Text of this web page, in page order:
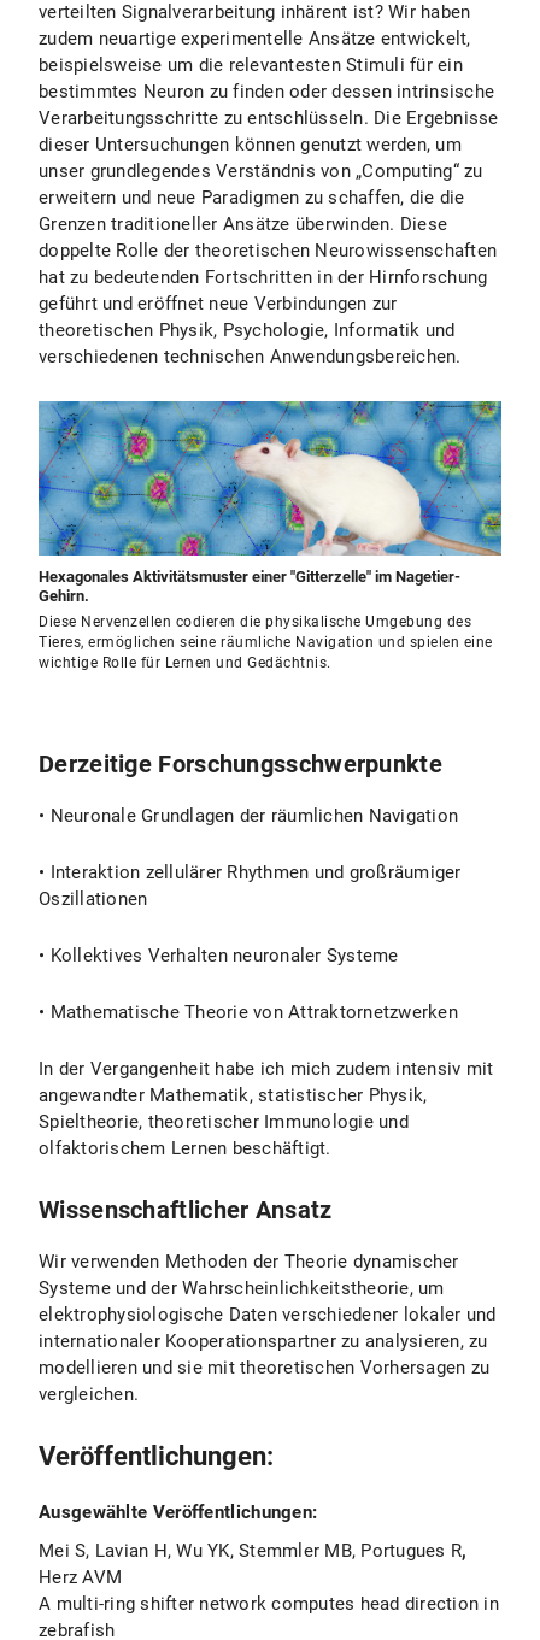
verteilten Signalverarbeitung inhärent ist? Wir haben
zudem neuartige experimentelle Ansätze entwickelt,
beispielsweise um die relevantesten Stimuli für ein
bestimmtes Neuron zu finden oder dessen intrinsische
Verarbeitungsschritte zu entschlüsseln. Die Ergebnisse
dieser Untersuchungen können genutzt werden, um
unser grundlegendes Verständnis von „Computing“ zu
erweitern und neue Paradigmen zu schaffen, die die
Grenzen traditioneller Ansätze überwinden. Diese
doppelte Rolle der theoretischen Neurowissenschaften
hat zu bedeutenden Fortschritten in der Hirnforschung
geführt und eröffnet neue Verbindungen zur
theoretischen Physik, Psychologie, Informatik und
verschiedenen technischen Anwendungsbereichen.
Hexagonales Aktivitätsmuster einer "Gitterzelle" im Nagetier-
Gehirn.
Diese Nervenzellen codieren die physikalische Umgebung des
Tieres, ermöglichen seine räumliche Navigation und spielen eine
wichtige Rolle für Lernen und Gedächtnis.
Derzeitige Forschungsschwerpunkte
• Neuronale Grundlagen der räumlichen Navigation
• Interaktion zellulärer Rhythmen und großräumiger
Oszillationen
• Kollektives Verhalten neuronaler Systeme
• Mathematische Theorie von Attraktornetzwerken
In der Vergangenheit habe ich mich zudem intensiv mit
angewandter Mathematik, statistischer Physik,
Spieltheorie, theoretischer Immunologie und
olfaktorischem Lernen beschäftigt.
Wissenschaftlicher Ansatz
Wir verwenden Methoden der Theorie dynamischer
Systeme und der Wahrscheinlichkeitstheorie, um
elektrophysiologische Daten verschiedener lokaler und
internationaler Kooperationspartner zu analysieren, zu
modellieren und sie mit theoretischen Vorhersagen zu
vergleichen.
Veröffentlichungen:
Ausgewählte Veröffentlichungen:
Mei S, Lavian H, Wu YK, Stemmler MB, Portugues R,
Herz AVM
A multi-ring shifter network computes head direction in
zebrafish